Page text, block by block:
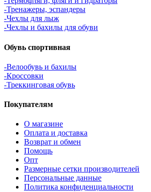
-Тренажеры, эспандеры
-Чехлы для лыж
-Чехлы и бахилы для обуви
Обувь спортивная
-Велообувь и бахилы
-Кроссовки
-Треккинговая обувь
Покупателям
О магазине
Оплата и доставка
Возврат и обмен
Помощь
Опт
Размерные сетки производителей
Персональные данные
Политика конфиденциальности